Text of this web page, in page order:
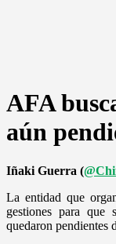
AFA
aún
Iñaki Guerra (
La entidad que
gestiones para
quedaron pendientes